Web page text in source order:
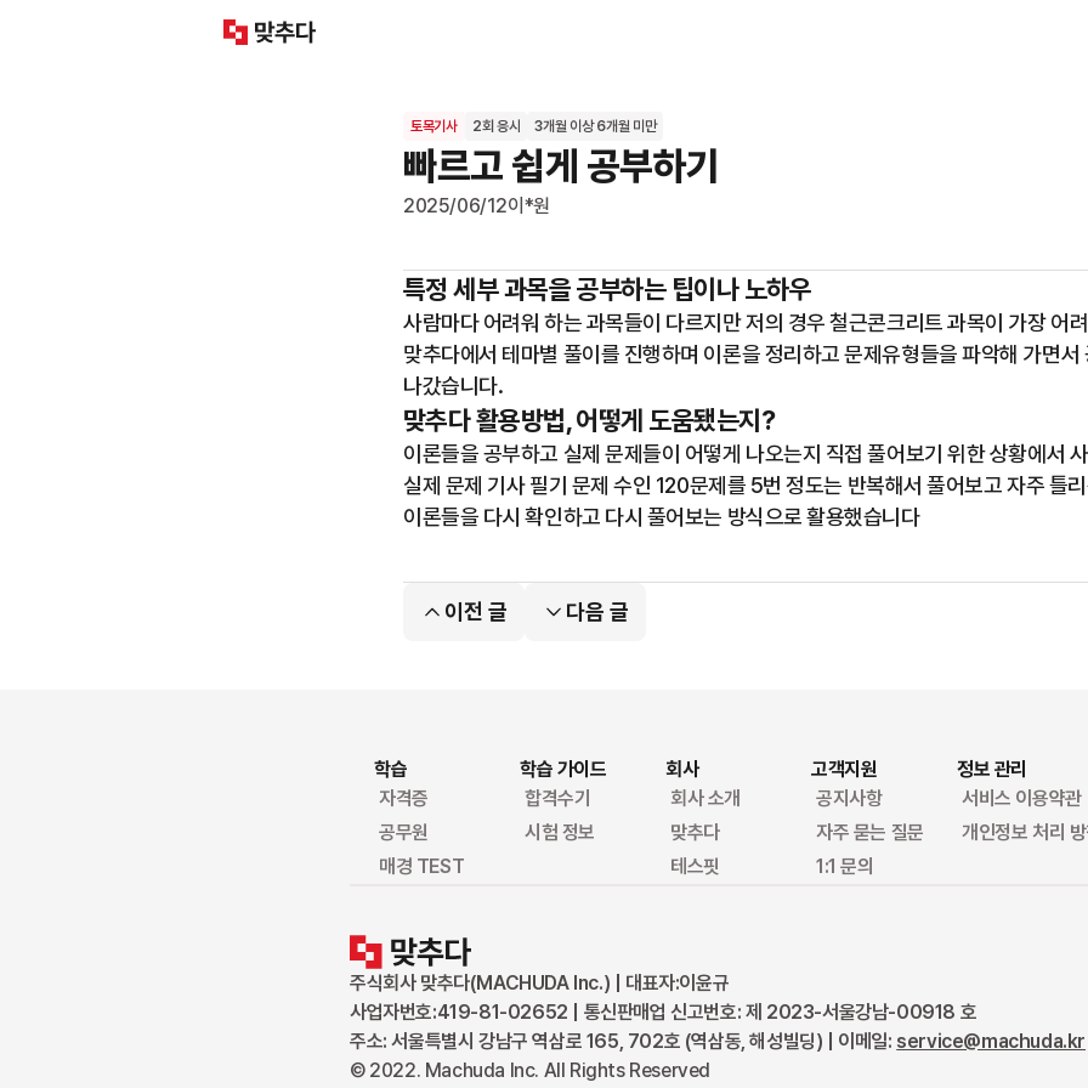
토목기사 2회 응시 3개월 이상 6개월 미만
빠르고 쉽게 공부하기
2025/06/12이*원
특정 세부 과목을 공부하는 팁이나 노하우
사람마다 어려워 하는 과목들이 다르지만 저의 경우 철근콘크리트 과목이 가장 어
맞추다에서 테마별 풀이를 진행하며 이론을 정리하고 문제유형들을 파악해 가면서
나갔습니다.
맞추다 활용방법, 어떻게 도움됐는지?
이론들을 공부하고 실제 문제들이 어떻게 나오는지 직접 풀어보기 위한 상황에서
실제 문제 기사 필기 문제 수인 120문제를 5번 정도는 반복해서 풀어보고 자주 틀
이론들을 다시 확인하고 다시 풀어보는 방식으로 활용했습니다
이전 글 다음 글
학습
자격증
공무원
매경 TEST
학습 가이드
합격수기
시험 정보
회사
회사 소개
맞추다
테스핏
고객지원
공지사항
자주 묻는 질문
1:1 문의
정보 관리
서비스 이용약관
개인정보 처리 방
주식회사 맞추다(MACHUDA Inc.) | 대표자:이윤규
사업자번호:419-81-02652 | 통신판매업 신고번호: 제 2023-서울강남-00918 호
주소: 서울특별시 강남구 역삼로 165, 702호 (역삼동, 해성빌딩) | 이메일: service@machuda.kr
© 2022. Machuda Inc. All Rights Reserved